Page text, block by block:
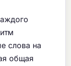
слова на
общая